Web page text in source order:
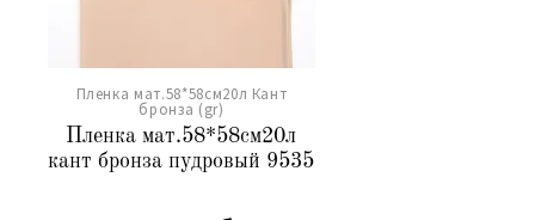
Пленка мат.58*58см20л Кант
бронза (gr)
Пленка мат.58*58см20л
кант бронза пудровый 9535